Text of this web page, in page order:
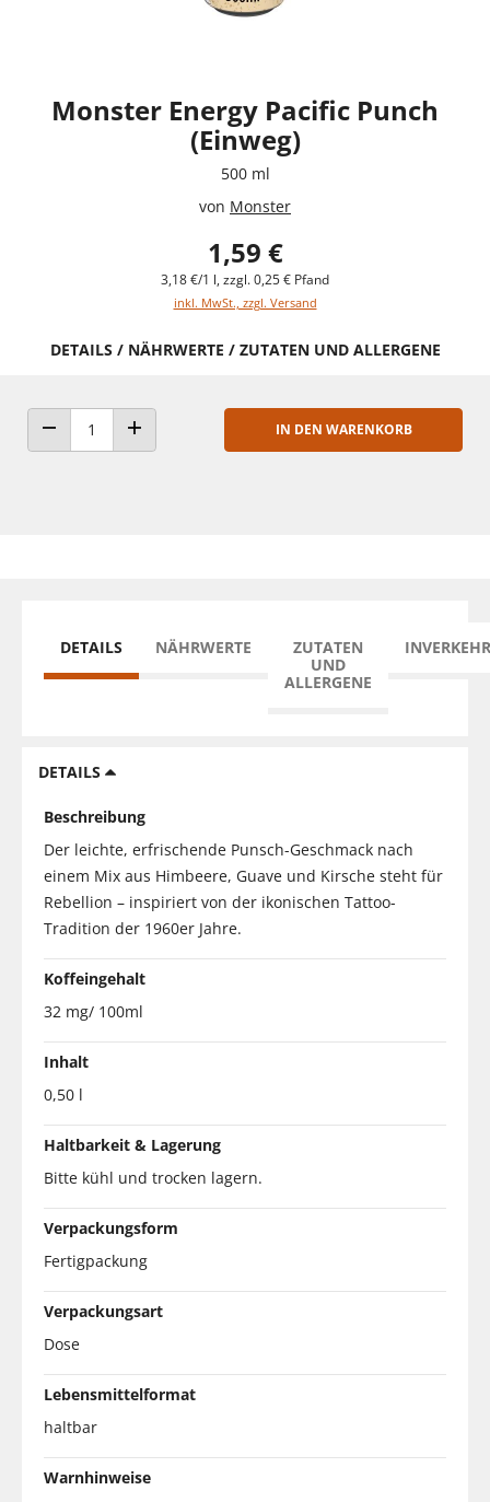
Monster Energy Pacific Punch
(Einweg)
500 ml
von Monster
1,59 €
3,18 €/1 l, zzgl. 0,25 € Pfand
inkl. MwSt., zzgl. Versand
DETAILS / NÄHRWERTE / ZUTATEN UND ALLERGENE
ANZAHL VERRINGERNANZAHL ERHÖHEN
IN DEN WARENKORB
DETAILS NÄHRWERTE
ZUTATEN
UND
ALLERGENE
DETAILS
Beschreibung
Der leichte, erfrischende Punsch-Geschmack nach
einem Mix aus Himbeere, Guave und Kirsche steht für
Rebellion – inspiriert von der ikonischen Tattoo-
Tradition der 1960er Jahre.
Koffeingehalt
32 mg/ 100ml
Inhalt
0,50 l
Haltbarkeit & Lagerung
Bitte kühl und trocken lagern.
Verpackungsform
Fertigpackung
Verpackungsart
Dose
Lebensmittelformat
haltbar
Warnhinweise